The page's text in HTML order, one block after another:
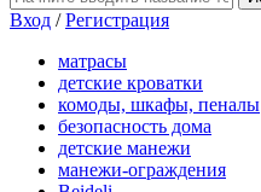
Вход /Регистрация
матрасы
детские кроватки
комоды, шкафы, пеналы
безопасность дома
детские манежи
манежи-ограждения